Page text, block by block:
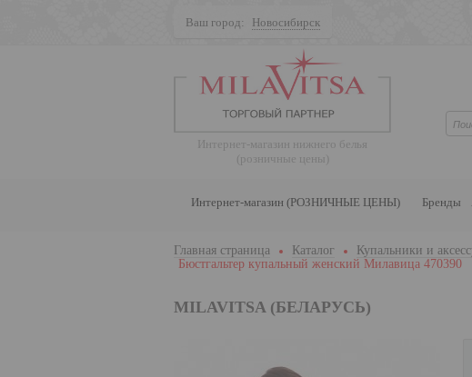
Ваш город: Новосибирск
Интернет-магазин нижнего белья
(розничные цены)
Интернет-магазин (РОЗНИЧНЫЕ ЦЕНЫ) Бренды
Главная страница Каталог Купальники и
Бюстгальтер купальный женский Милавица 470390
MILAVITSA (БЕЛАРУСЬ)